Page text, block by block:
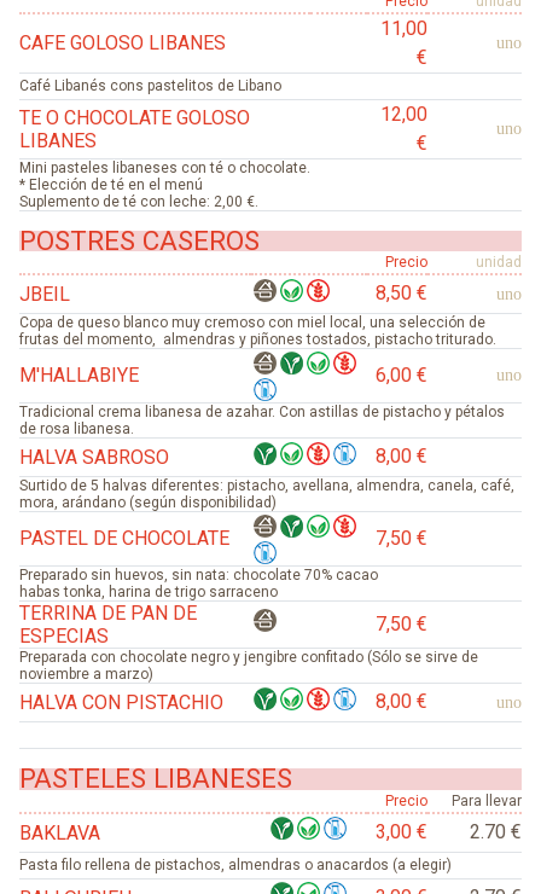
CAFE GOLOSO LIBANES
11,00
€
uno
Café Libanés cons pastelitos de Libano
TE O CHOCOLATE GOLOSO
LIBANES
12,00
€
uno
Mini pasteles libaneses con té o chocolate.
* Elección de té en el menú
Suplemento de té con leche: 2,00 €.
POSTRES CASEROS
Precio unidad
JBEIL 8,50 € uno
Copa de queso blanco muy cremoso con miel local, una selección de
frutas del momento, almendras y piñones tostados, pistacho triturado.
M'HALLABIYE 6,00 € uno
Tradicional crema libanesa de azahar. Con astillas de pistacho y pétalos
de rosa libanesa.
HALVA SABROSO 8,00 €
Surtido de 5 halvas diferentes: pistacho, avellana, almendra, canela, café,
mora, arándano (según disponibilidad)
PASTEL DE CHOCOLATE 7,50 €
Preparado sin huevos, sin nata: chocolate 70% cacao
habas tonka, harina de trigo sarraceno
TERRINA DE PAN DE
ESPECIAS
7,50 €
Preparada con chocolate negro y jengibre confitado (Sólo se sirve de
noviembre a marzo)
HALVA CON PISTACHIO 8,00 € uno
PASTELES LIBANESES
Precio Para llevar
BAKLAVA 3,00 € 2.70 €
Pasta filo rellena de pistachos, almendras o anacardos (a elegir)